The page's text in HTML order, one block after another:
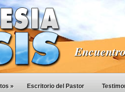
» Escritorio del Pastor